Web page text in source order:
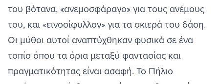
του βότανα, «ανεμοσφάραγο» για τους ανέμους
του, και «εινοσίφυλλον» για τα σκιερά του δάση.
Οι μύθοι αυτοί αναπτύχθηκαν φυσικά σε ένα
τοπίο όπου τα όρια μεταξύ φαντασίας και
πραγματικότητας είναι ασαφή. Το Πήλιο